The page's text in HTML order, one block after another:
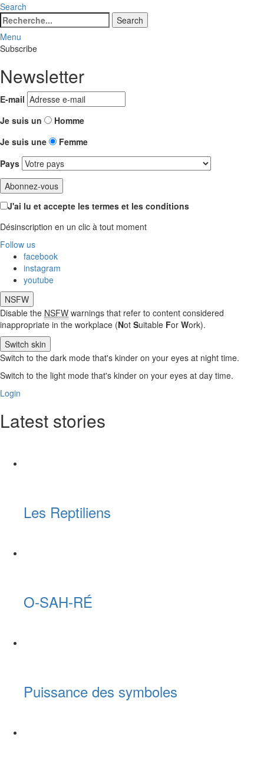
Search
Search
for:
Search
Menu
Subscribe
Newsletter
E-mail
Je suis un
Homme
Je suis une
Femme
Pays
J'ai lu et accepte les termes et les conditions
Désinscription en un clic à tout moment
Follow us
facebook
instagram
youtube
NSFW
Disable the NSFW warnings that refer to content considered
inappropriate in the workplace (Not Suitable For Work).
Switch skin
Switch to the dark mode that's kinder on your eyes at night time.
Switch to the light mode that's kinder on your eyes at day time.
Login
Latest stories
Les Reptiliens
O-SAH-RÉ
Puissance des symboles